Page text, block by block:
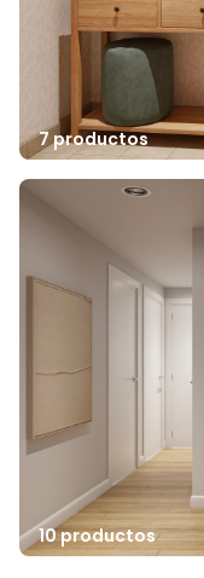
7 productos
10 productos